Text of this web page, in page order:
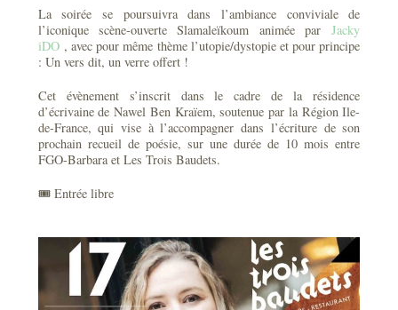
La soirée se poursuivra dans l’ambiance conviviale de
l’iconique scène-ouverte Slamaleïkoum animée parJacky
iDO, avec pour même thème l’utopie/dystopie et pour principe
: Un vers dit, un verre offert !
Cet évènement s’inscrit dans le cadre de la résidence
d’écrivaine de Nawel Ben Kraïem, soutenue par la Région Ile-
de-France, qui vise à l’accompagner dans l’écriture de son
prochain recueil de poésie, sur une durée de 10 mois entre
FGO-Barbara et Les Trois Baudets.
🎟️ Entrée libre